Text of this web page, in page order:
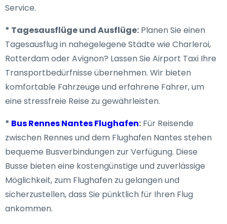
Service.
* Tagesausflüge und Ausflüge: Planen Sie einen
Tagesausflug in nahegelegene Städte wie Charleroi,
Rotterdam oder Avignon? Lassen Sie Airport Taxi Ihre
Transportbedürfnisse übernehmen. Wir bieten
komfortable Fahrzeuge und erfahrene Fahrer, um
eine stressfreie Reise zu gewährleisten.
* Bus Rennes Nantes Flughafen: Für Reisende
zwischen Rennes und dem Flughafen Nantes stehen
bequeme Busverbindungen zur Verfügung. Diese
Busse bieten eine kostengünstige und zuverlässige
Möglichkeit, zum Flughafen zu gelangen und
sicherzustellen, dass Sie pünktlich für Ihren Flug
ankommen.